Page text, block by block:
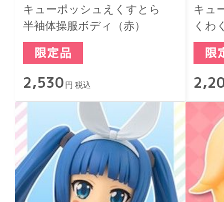
キューポッシュえくすとら
半袖体操服ボディ（赤）
2,530 円 税込
キュ
くわ
ョコ